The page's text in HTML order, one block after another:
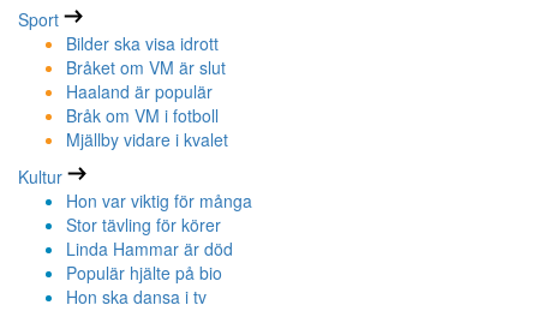
Sport
Bilder ska visa idrott
Bråket om VM är slut
Haaland är populär
Bråk om VM i fotboll
Mjällby vidare i kvalet
Kultur
Hon var viktig för många
Stor tävling för körer
Linda Hammar är död
Populär hjälte på bio
Hon ska dansa i tv